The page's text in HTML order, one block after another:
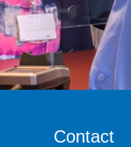
Contact